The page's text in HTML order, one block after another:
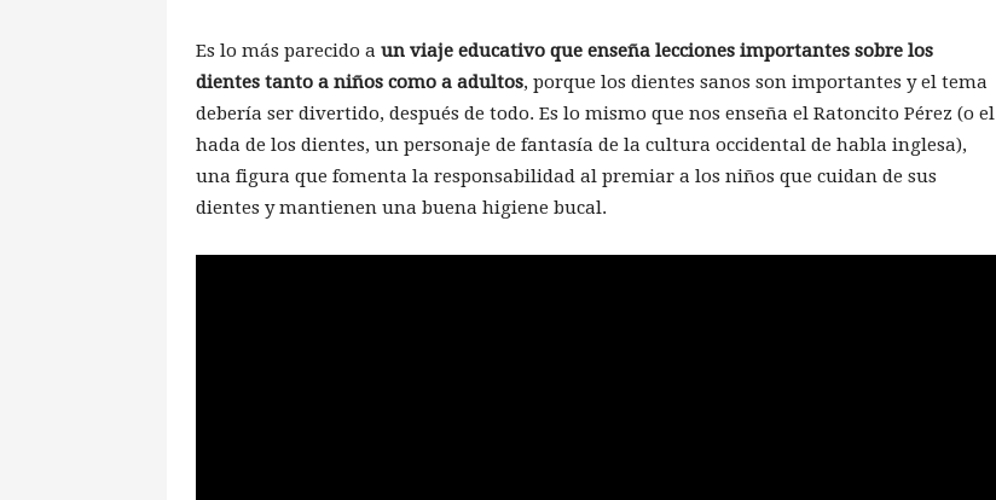
Es lo más parecido a un viaje educativo que enseña lecciones importantes sobre los
dientes tanto a niños como a adultos, porque los dientes sanos son importantes y el tema
debería ser divertido, después de todo. Es lo mismo que nos enseña el Ratoncito Pérez (o el
hada de los dientes, un personaje de fantasía de la cultura occidental de habla inglesa),
una figura que fomenta la responsabilidad al premiar a los niños que cuidan de sus
dientes y mantienen una buena higiene bucal.